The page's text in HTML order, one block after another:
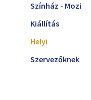
Színház - Mozi
Kiállítás
Helyi
Szervezőknek